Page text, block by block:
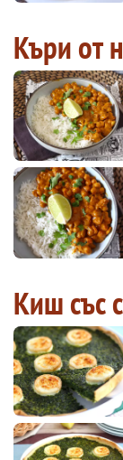
Къри от
Киш със